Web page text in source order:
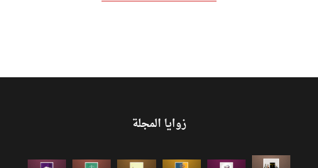
زوايا المجلة